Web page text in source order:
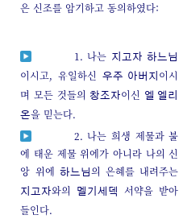
은 신조를 암기하고 동의하였다:
1. 나는 지고자 하느님
이시고, 유일하신 우주 아버지 이시
며 모든 것들의창조자이신
엘 엘리
온을 믿는다.
2. 나는 희생 제물과 불
에 태운 제물 위에가 아니라 나의 신
앙 위에 하느님 의 은혜를 내려주는
지고자와의 멜기세덱
서약을 받아
들인다.